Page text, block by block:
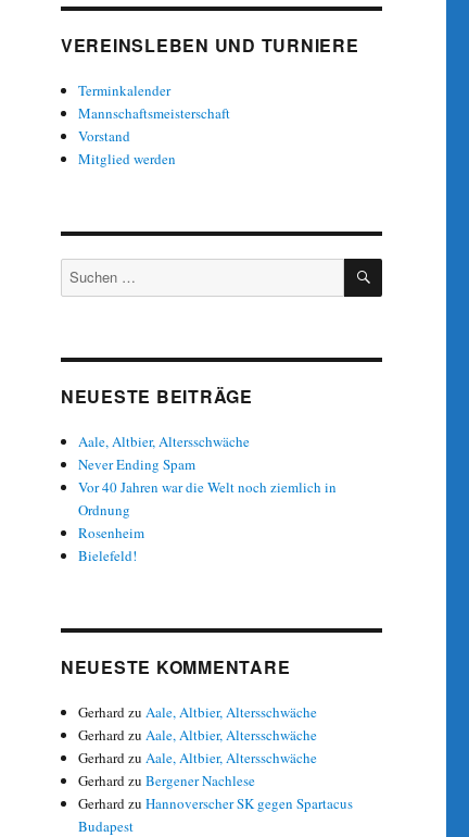
VEREINSLEBEN UND TURNIERE
Terminkalender
Mannschaftsmeisterschaft
Vorstand
Mitglied werden
Suche
nach:
SUCHEN
NEUESTE BEITRÄGE
Aale, Altbier, Altersschwäche
Never Ending Spam
Vor 40 Jahren war die Welt noch ziemlich in
Ordnung
Rosenheim
Bielefeld!
NEUESTE KOMMENTARE
GerhardzuAale, Altbier, Altersschwäche
GerhardzuAale, Altbier, Altersschwäche
GerhardzuAale, Altbier, Altersschwäche
GerhardzuBergener Nachlese
GerhardzuHannoverscher SK gegen Spartacus
Budapest